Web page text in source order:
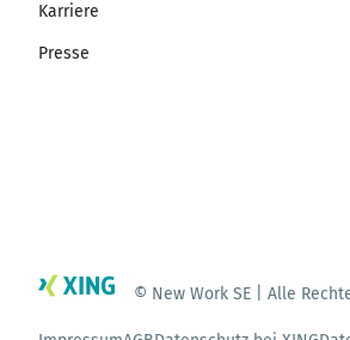
Karriere
Presse
© New Work SE | Alle